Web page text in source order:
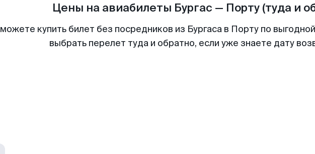
Цены на авиабилеты Бургас — Порту (туда и
купить билет без посредников из Бургаса в Порту по
выбрать перелет туда и обратно, если уже знаете дату